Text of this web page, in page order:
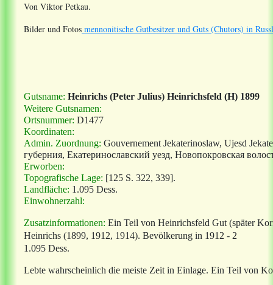
Von Viktor Petkau.
Bilder und Fotos mennonitische Gutbesitzer und Guts (Chutors) in
Gutsname: Heinrichs (Peter Julius) Heinrichsfeld (H) 1899
Weitere Gutsnamen:
Ortsnummer: D1477
Koordinaten:
Admin. Zuordnung: Gouvernement Jekaterinoslaw, Ujesd
губерния, Екатеринославский уезд, Новопокровская
Erworben:
Topografische Lage: [125 S. 322, 339].
Landfläche: 1.095 Dess.
Einwohnerzahl:
Zusatzinformationen: Ein Teil von Heinrichsfeld Gut (später
Heinrichs (1899, 1912, 1914). Bevölkerung in 1912 - 2
1.095 Dess.
Lebte wahrscheinlich die meiste Zeit in Einlage. Ein Teil von